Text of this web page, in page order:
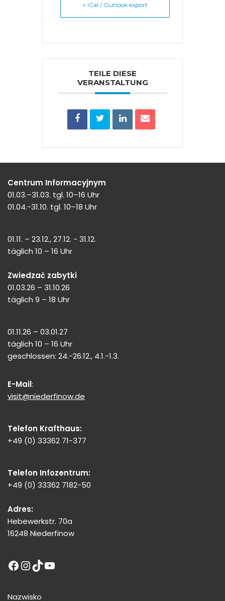
+ iCal / Outlook export
TEILE DIESE
VERANSTALTUNG
Centrum Informacyjnym
01.03.–31.03. tgl. 10–16 Uhr
01.04.-31.10. tgl. 10–18 Uhr
01.11. – 23.12., 27.12. - 31.12.
täglich 10 – 16 Uhr
Zwiedzać zabytki
01.03.26 – 31.10.26
täglich 9 – 18 Uhr
01.11.26 – 03.01.27
täglich 10 – 16 Uhr
geschlossen: 24.-26.12., 4.1.-1.3.
E-Mail:
visit@niederfinow.de
Telefon Krafthaus:
+49 (0) 33362 71-377
Telefon Infozentrum:
+49 (0) 33362 7182-50
Adres:
Hebewerkstr. 70a
16248 Niederfinow
Nazwisko